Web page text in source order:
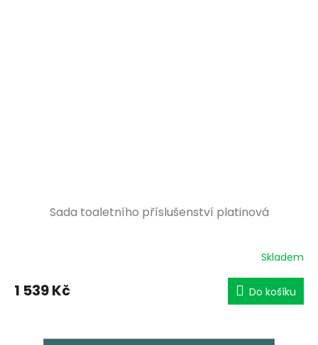
Sada toaletního příslušenství platinová
Skladem
1 539 Kč Do košíku